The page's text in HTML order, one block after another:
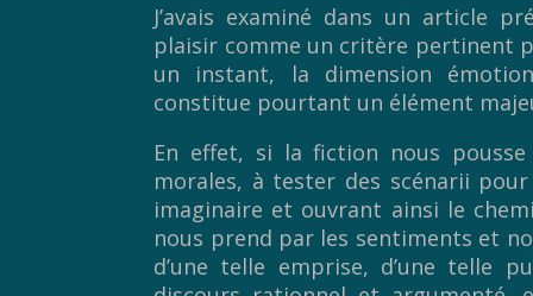
J’avais examiné dans un article
plaisir comme un critère pertinent
un instant, la dimension
constitue pourtant un élément
En effet, si la fiction nous
morales, à tester des scénarii
imaginaire et ouvrant ainsi le
nous prend par les sentiments et
d’une telle emprise, d’une telle